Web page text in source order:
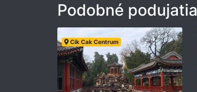
Podobné podujatia
Cik Cak Centrum